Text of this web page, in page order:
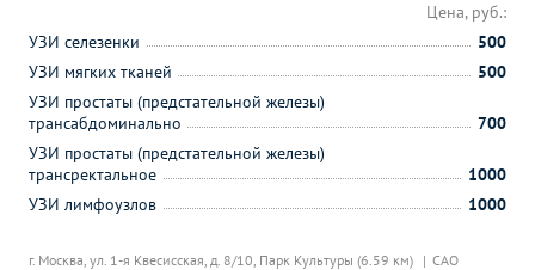
г. Москва, ул. 1-я Квесисская, д. 8/10, Парк Культуры (6.59 км) САО
Цена, руб.:
УЗИ селезенки
500
УЗИ мягких тканей
500
УЗИ простаты (предстательной железы)
трансабдоминально
700
УЗИ простаты (предстательной железы)
трансректальное
1000
УЗИ лимфоузлов
1000